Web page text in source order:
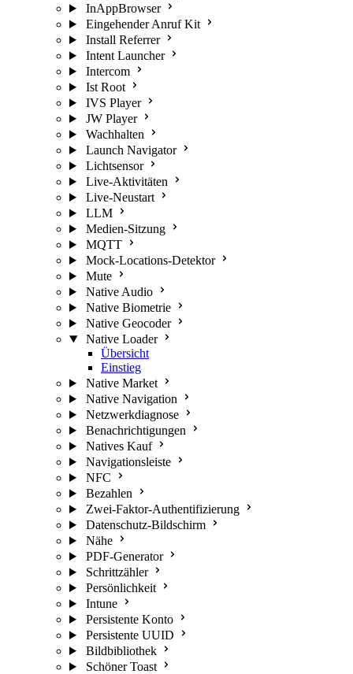
InAppBrowser
Eingehender Anruf Kit
Install Referrer
Intent Launcher
Intercom
Ist Root
IVS Player
JW Player
Wachhalten
Launch Navigator
Lichtsensor
Live-Aktivitäten
Live-Neustart
LLM
Medien-Sitzung
MQTT
Mock-Locations-Detektor
Mute
Native Audio
Native Biometrie
Native Geocoder
Native Loader
Übersicht
Einstieg
Native Market
Native Navigation
Netzwerkdiagnose
Benachrichtigungen
Natives Kauf
Navigationsleiste
NFC
Bezahlen
Zwei-Faktor-Authentifizierung
Datenschutz-Bildschirm
Nähe
PDF-Generator
Schrittzähler
Persönlichkeit
Intune
Persistente Konto
Persistente UUID
Bildbibliothek
Schöner Toast